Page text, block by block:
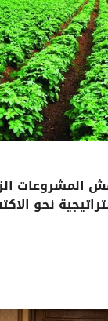
المشروعات
نحو